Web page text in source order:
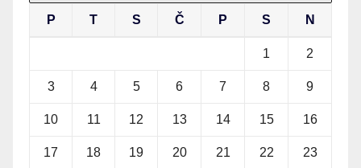
P T S Č P S N
1 2
3 4 5 6 7 8 9
10 11 12 13 14 15 16
17 18 19 20 21 22 23